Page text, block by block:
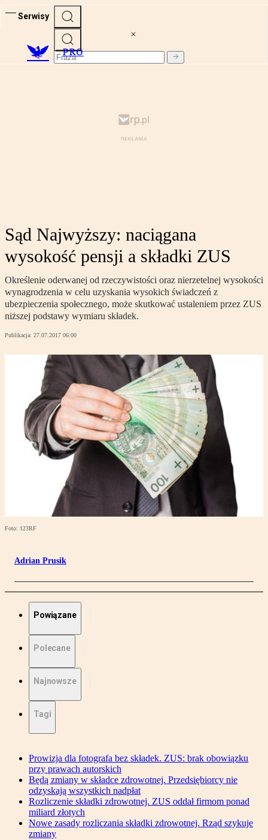
Serwisy
PRO
Sąd Najwyższy: naciągana
wysokość pensji a składki ZUS
Określenie oderwanej od rzeczywistości oraz nierzetelnej wysokości
wynagrodzenia w celu uzyskania wysokich świadczeń z
ubezpieczenia społecznego, może skutkować ustaleniem przez ZUS
niższej podstawy wymiaru składek.
Publikacja: 27.07.2017 06:00
Foto: 123RF
Adrian Prusik
Powiązane
Polecane
Najnowsze
Tagi
Prowizja dla fotografa bez składek. ZUS: brak obowiązku
przy prawach autorskich
Będą zmiany w składce zdrowotnej. Przedsiębiorcy nie
odzyskają wszystkich nadpłat
Rozliczenie składki zdrowotnej. ZUS oddał firmom ponad
miliard złotych
Nowe zasady rozliczania składki zdrowotnej. Rząd szykuje
zmiany